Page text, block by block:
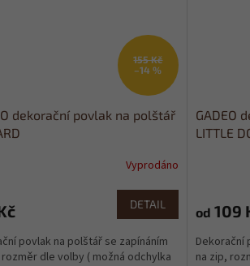
155 Kč
–14 %
dekorační povlak na polštář
Vyprodáno
DETAIL
povlak na polštář se zapínáním
dle volby ( možná odchylka
GADEO
LITTLE
od 109
Dekorační
na zip,